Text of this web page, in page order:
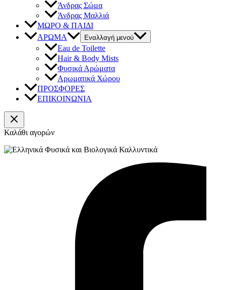
Άνδρας Σώμα
Άνδρας Μαλλιά
ΜΩΡΟ & ΠΑΙΔΙ
ΑΡΩΜΑ
Εναλλαγή μενού
Eau de Toilette
Hair & Body Mists
Φυσικά Αρώματα
Αρωματικά Χώρου
ΠΡΟΣΦΟΡΕΣ
ΕΠΙΚΟΙΝΩΝΙΑ
Καλάθι αγορών